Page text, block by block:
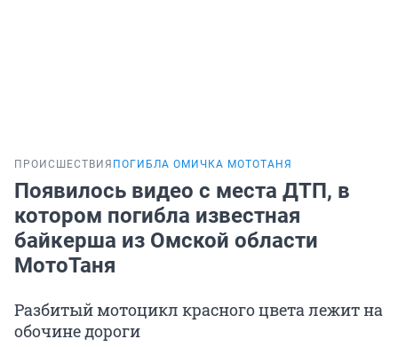
ПРОИСШЕСТВИЯ ПОГИБЛА ОМИЧКА МОТОТАНЯ
Появилось видео с места ДТП, в
котором погибла известная
байкерша из Омской области
МотоТаня
Разбитый мотоцикл красного цвета лежит на
обочине дороги